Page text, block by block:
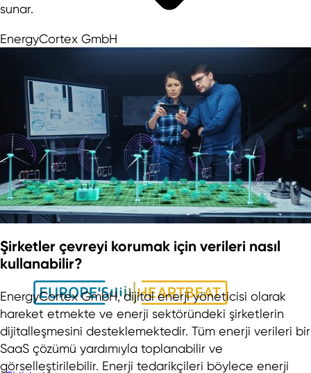
Yaklaşan Etkinlikler
Basın Bültenleri
Haberler
Medya Merkezi
sunar.
EnergyCortex GmbH
Şirketler çevreyi korumak için verileri nasıl
kullanabilir?
EnergyCortex GmbH, dijital enerji yöneticisi olarak
hareket etmekte ve enerji sektöründeki şirketlerin
dijitalleşmesini desteklemektedir. Tüm enerji verileri bir
SaaS çözümü yardımıyla toplanabilir ve
görselleştirilebilir. Enerji tedarikçileri böylece enerji